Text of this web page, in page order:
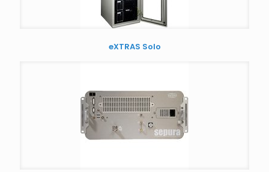
eXTRAS Solo